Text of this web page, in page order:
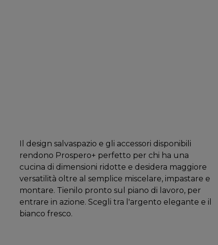
Il design salvaspazio e gli accessori disponibili
rendono Prospero+ perfetto per chi ha una
cucina di dimensioni ridotte e desidera maggiore
versatilità oltre al semplice miscelare, impastare e
montare. Tienilo pronto sul piano di lavoro, per
entrare in azione. Scegli tra l'argento elegante e il
bianco fresco.